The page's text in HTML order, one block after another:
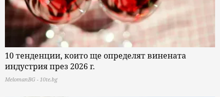
10 тенденции, които ще определят винената
индустрия през 2026 г.
MelomanBG - 10te.bg